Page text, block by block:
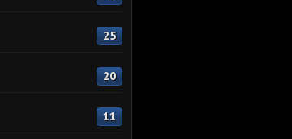
25
20
11